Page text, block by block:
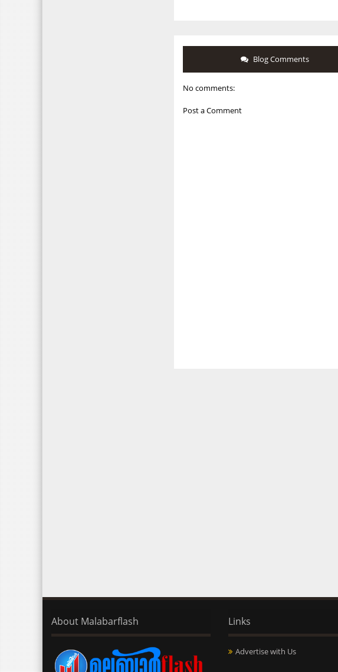
Blog Comments
No comments:
Post a Comment
About Malabarflash Links
Advertise with Us